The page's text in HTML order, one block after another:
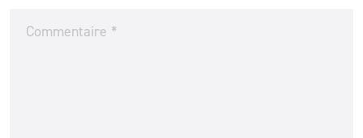
Commentaire *